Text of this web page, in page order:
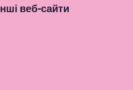
веб-сайти